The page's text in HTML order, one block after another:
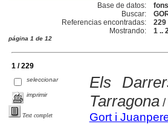
Base de datos:
fons
Buscar:
Referencias encontradas:
229
Mostrando:
1 ..
página 1 de 12
1 / 229
seleccionar
imprimir
Text complet
Els
Tarragona/
Gort i